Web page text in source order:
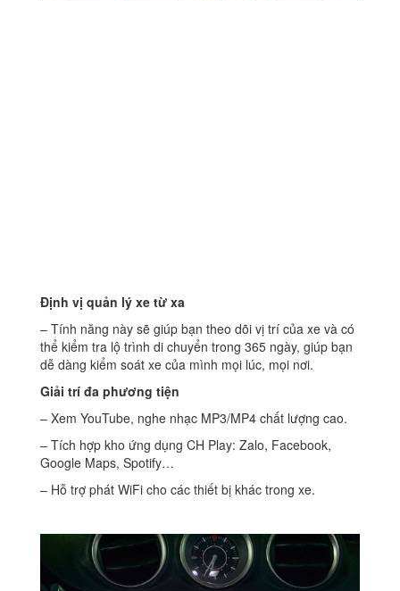
Định vị quản lý xe từ xa
– Tính năng này sẽ giúp bạn theo dõi vị trí của xe và có
thể kiểm tra lộ trình di chuyển trong 365 ngày, giúp bạn
dễ dàng kiểm soát xe của mình mọi lúc, mọi nơi.
Giải trí đa phương tiện
– Xem YouTube, nghe nhạc MP3/MP4 chất lượng cao.
– Tích hợp kho ứng dụng CH Play: Zalo, Facebook,
Google Maps, Spotify…
– Hỗ trợ phát WiFi cho các thiết bị khác trong xe.